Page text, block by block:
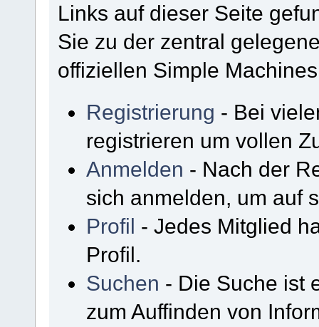
Links auf dieser Seite
Sie zu der zentral
offiziellen Simple
Registrierung - Bei
registrieren um vollen
Anmelden - Nach der
sich anmelden, um auf
Profil - Jedes Mitglied
Profil.
Suchen - Die Suche ist
zum Auffinden von